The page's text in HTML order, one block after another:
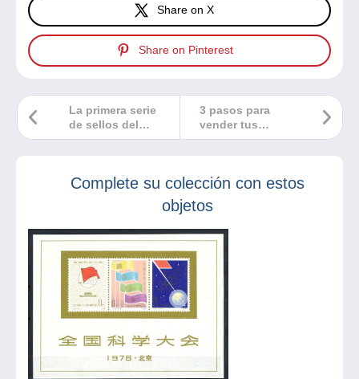
Share on X
Share on Pinterest
3 pasos para
vender tus
coleccionables en
La primera serie
de sellos del
Vaticano
Complete su colección con estos
objetos